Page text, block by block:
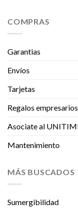
COMPRAS
Garantias
Envíos
Tarjetas
Regalos empresarios
Asociate al
Mantenimiento
MÁS BUSCADOS
Sumergibilidad